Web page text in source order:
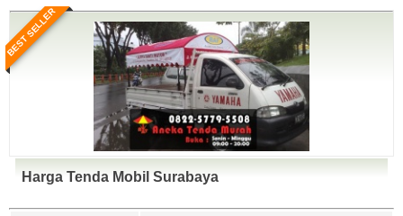
BEST SELLER
Harga Tenda Mobil Surabaya